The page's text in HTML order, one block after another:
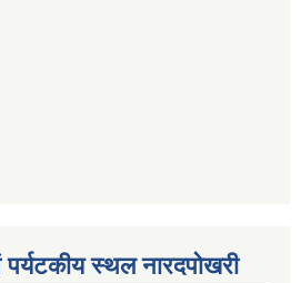
पर्यटकीय स्थल नारदपोखरी